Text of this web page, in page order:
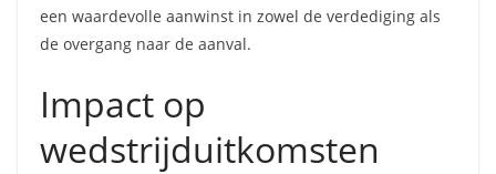
een waardevolle aanwinst in zowel de verdediging als
de overgang naar de aanval.
Impact op
wedstrijduitkomsten